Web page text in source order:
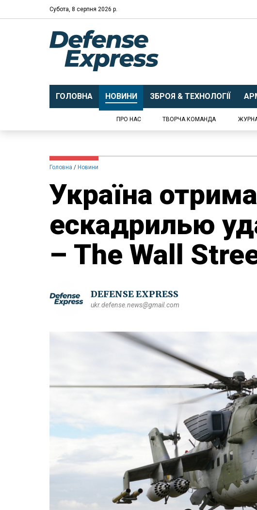
Субота, 8 серпня 2026 р.
ГОЛОВНА НОВИНИ ЗБРОЯ & ТЕХНОЛОГІЇ
ПРО НАС ТВОРЧА КОМАНДА
Головна Новини
Україна
ескадрилью
– The Wall
DEFENSE EXPRESS
ukr.defense.news@gmail.com